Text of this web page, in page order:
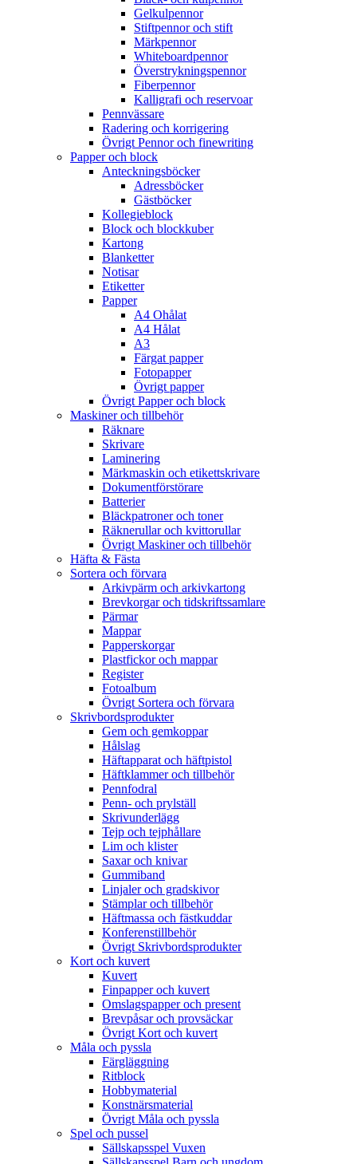
Gelkulpennor
Stiftpennor och stift
Märkpennor
Whiteboardpennor
Överstrykningspennor
Fiberpennor
Kalligrafi och reservoar
Pennvässare
Radering och korrigering
Övrigt Pennor och finewriting
Papper och block
Anteckningsböcker
Adressböcker
Gästböcker
Kollegieblock
Block och blockkuber
Kartong
Blanketter
Notisar
Etiketter
Papper
A4 Ohålat
A4 Hålat
A3
Färgat papper
Fotopapper
Övrigt papper
Övrigt Papper och block
Maskiner och tillbehör
Räknare
Skrivare
Laminering
Märkmaskin och etikettskrivare
Dokumentförstörare
Batterier
Bläckpatroner och toner
Räknerullar och kvittorullar
Övrigt Maskiner och tillbehör
Häfta & Fästa
Sortera och förvara
Arkivpärm och arkivkartong
Brevkorgar och tidskriftssamlare
Pärmar
Mappar
Papperskorgar
Plastfickor och mappar
Register
Fotoalbum
Övrigt Sortera och förvara
Skrivbordsprodukter
Gem och gemkoppar
Hålslag
Häftapparat och häftpistol
Häftklammer och tillbehör
Pennfodral
Penn- och prylställ
Skrivunderlägg
Tejp och tejphållare
Lim och klister
Saxar och knivar
Gummiband
Linjaler och gradskivor
Stämplar och tillbehör
Häftmassa och fästkuddar
Konferenstillbehör
Övrigt Skrivbordsprodukter
Kort och kuvert
Kuvert
Finpapper och kuvert
Omslagspapper och present
Brevpåsar och provsäckar
Övrigt Kort och kuvert
Måla och pyssla
Färgläggning
Ritblock
Hobbymaterial
Konstnärsmaterial
Övrigt Måla och pyssla
Spel och pussel
Sällskapsspel Vuxen